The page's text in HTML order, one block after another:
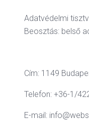
Adatvédelmi
Beosztás: belső
Cím: 1149
Telefon: +36-1/
E-mail: